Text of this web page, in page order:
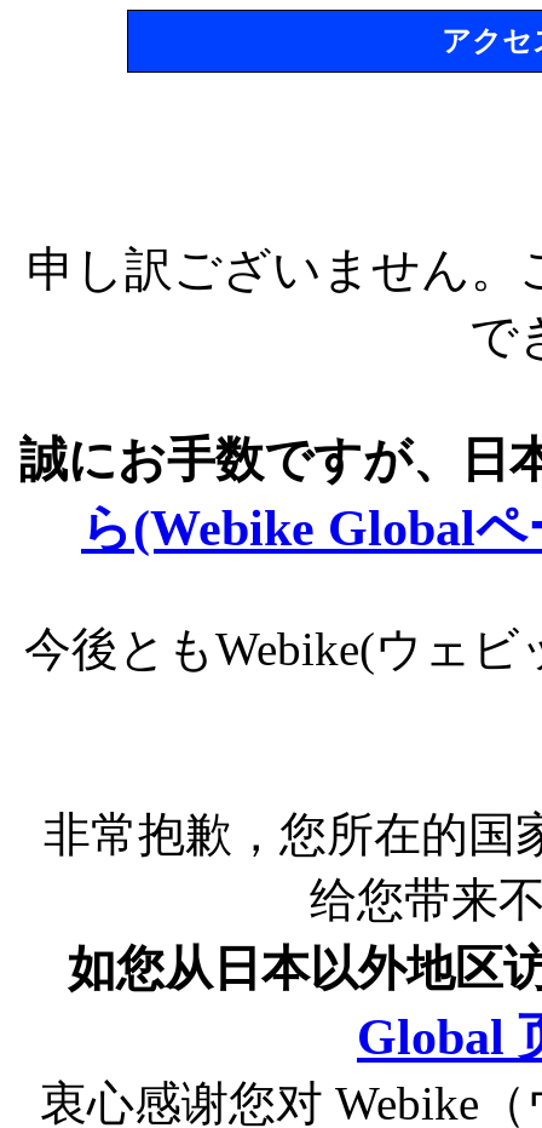
アクセ
申し訳ございません
で
誠にお手数ですが、日
ら(Webike Global
今後ともWebike(ウェ
非常抱歉，您所在的国
给您带来
如您从日本以外地区
Global
衷心感谢您对 Webike